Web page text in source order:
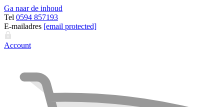
Ga naar de inhoud
Tel 0594 857193
E-mailadres [email protected]
Account